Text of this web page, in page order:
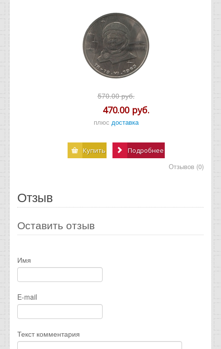
570.00 руб.
470.00 руб.
плюс доставка
Купить Подробнее
Отзывов (0)
Отзыв
Оставить отзыв
Имя
E-mail
Текст комментария